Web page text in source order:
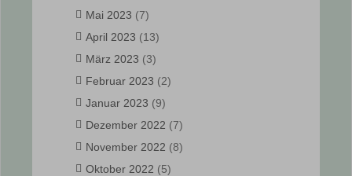
Mai 2023 (7)
April 2023 (13)
März 2023 (3)
Februar 2023 (2)
Januar 2023 (9)
Dezember 2022 (7)
November 2022 (8)
Oktober 2022 (5)